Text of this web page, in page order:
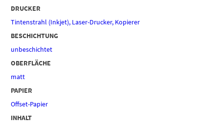
DRUCKER
Tintenstrahl (Inkjet), Laser-Drucker, Kopierer
BESCHICHTUNG
unbeschichtet
OBERFLÄCHE
matt
PAPIER
Offset-Papier
INHALT